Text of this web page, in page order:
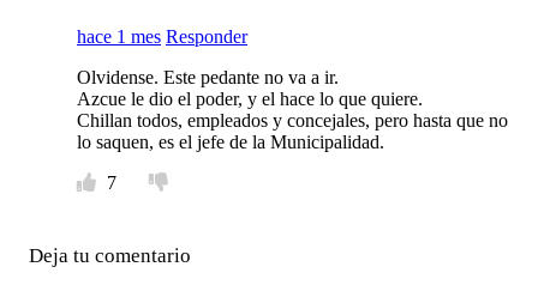
hace 1 mes Responder
Olvidense. Este pedante no va a ir.
Azcue le dio el poder, y el hace lo que quiere.
Chillan todos, empleados y concejales, pero hasta que no
lo saquen, es el jefe de la Municipalidad.
7
Deja tu comentario